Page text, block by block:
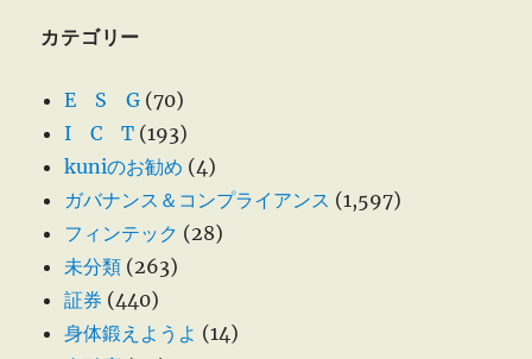
カテゴリー
E S G (70)
I C T (193)
kuniのお勧め (4)
ガバナンス＆コンプライアンス (1,597)
フィンテック (28)
未分類 (263)
証券 (440)
身体鍛えようよ (14)